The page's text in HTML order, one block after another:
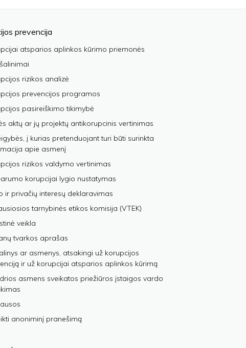
prevencija
atsparios aplinkos kūrimo priemonės
rizikos analizė
prevencijos programos
pasireiškimo tikimybė
aktų ar jų projektų antikorupcinis vertinimas
į kurias pretenduojant turi būti surinkta
apie asmenį
rizikos valdymo vertinimas
korupcijai lygio nustatymas
ir privačių interesų deklaravimas
tarnybinės etikos komisija (VTEK)
veikla
tvarkos aprašas
ar asmenys, atsakingi už korupcijos
ir už korupcijai atsparios aplinkos kūrimą
asmens sveikatos priežiūros įstaigos vardo
anoniminį pranešimą